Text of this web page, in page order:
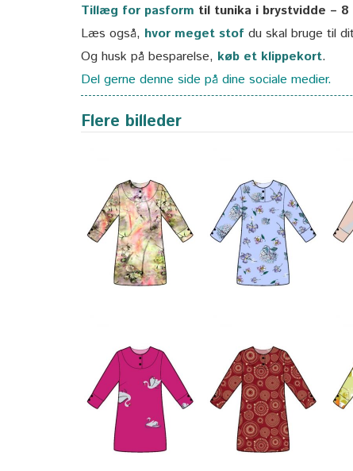
Tillæg for pasform til tunika i brystvidde – 8
Læs også, hvor meget stof du skal bruge til
Og husk på besparelse, køb et klippekort.
Del gerne denne side på dine sociale medier.
Flere billeder